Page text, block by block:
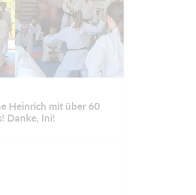
Heinrich mit über 60
Danke, Ini!